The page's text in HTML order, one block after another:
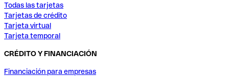
Todas las tarjetas
Tarjetas de crédito
Tarjeta virtual
Tarjeta temporal
CRÉDITO Y FINANCIACIÓN
Financiación para empresas